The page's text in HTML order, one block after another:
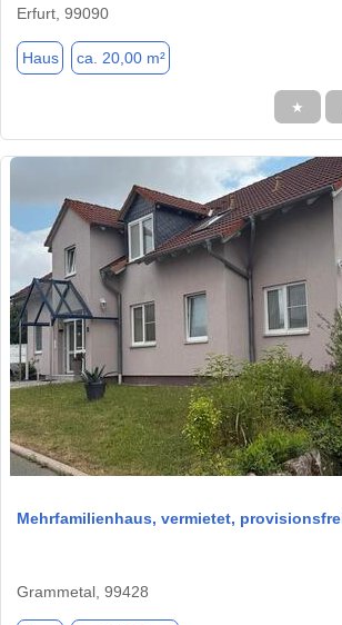
Erfurt, 99090
Haus ca. 20,00 m²
★
Mehrfamilienhaus, vermietet,
Grammetal, 99428